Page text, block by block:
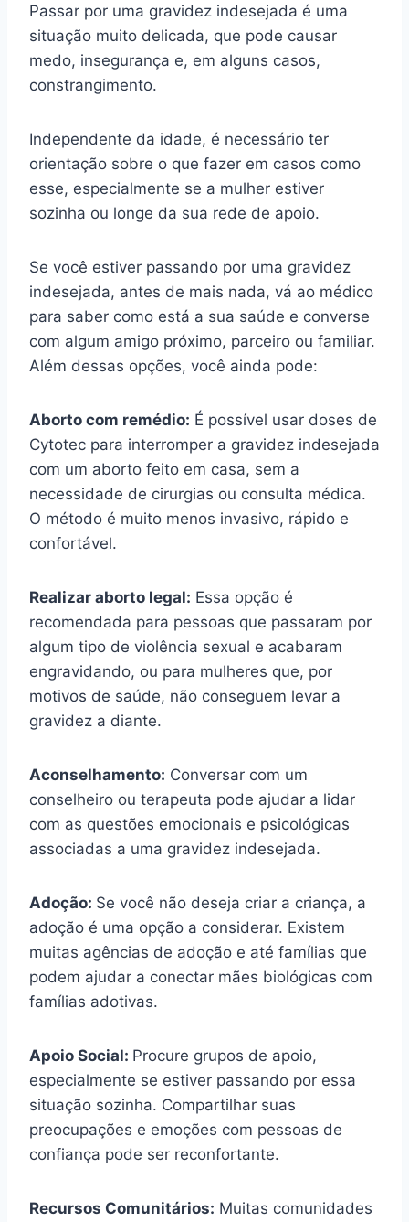
Passar por uma gravidez indesejada é uma
situação muito delicada, que pode causar
medo, insegurança e, em alguns casos,
constrangimento.
Independente da idade, é necessário ter
orientação sobre o que fazer em casos como
esse, especialmente se a mulher estiver
sozinha ou longe da sua rede de apoio.
Se você estiver passando por uma gravidez
indesejada, antes de mais nada, vá ao médico
para saber como está a sua saúde e converse
com algum amigo próximo, parceiro ou familiar.
Além dessas opções, você ainda pode:
Aborto com remédio: É possível usar doses de
Cytotec para interromper a gravidez indesejada
com um aborto feito em casa, sem a
necessidade de cirurgias ou consulta médica.
O método é muito menos invasivo, rápido e
confortável.
Realizar aborto legal: Essa opção é
recomendada para pessoas que passaram por
algum tipo de violência sexual e acabaram
engravidando, ou para mulheres que, por
motivos de saúde, não conseguem levar a
gravidez a diante.
Aconselhamento: Conversar com um
conselheiro ou terapeuta pode ajudar a lidar
com as questões emocionais e psicológicas
associadas a uma gravidez indesejada.
Adoção: Se você não deseja criar a criança, a
adoção é uma opção a considerar. Existem
muitas agências de adoção e até famílias que
podem ajudar a conectar mães biológicas com
famílias adotivas.
Apoio Social: Procure grupos de apoio,
especialmente se estiver passando por essa
situação sozinha. Compartilhar suas
preocupações e emoções com pessoas de
confiança pode ser reconfortante.
Recursos Comunitários: Muitas comunidades